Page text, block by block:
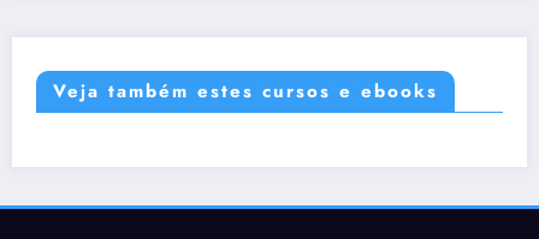
Veja também estes cursos e ebooks